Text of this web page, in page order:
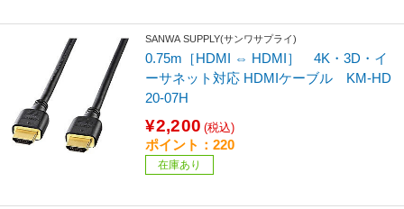
SANWA SUPPLY(サンワサプライ)
0.75m［HDMI ⇔ HDMI］ 4K・3D・イ
ーサネット対応 HDMIケーブル KM-HD
20-07H
¥2,200 (税込)
ポイント：220
在庫あり